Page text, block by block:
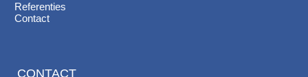
Referenties
Contact
CONTACT